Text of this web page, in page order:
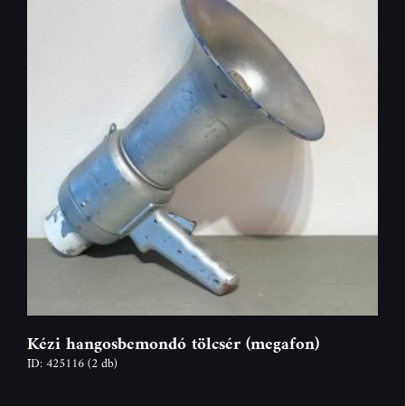
Kézi hangosbemondó tölcsér (megafon)
ID: 425116(2 db)